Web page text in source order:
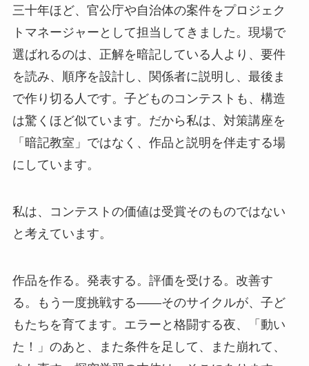
三十年ほど、官公庁や自治体の案件をプロジェク
トマネージャーとして担当してきました。現場で
選ばれるのは、正解を暗記している人より、要件
を読み、順序を設計し、関係者に説明し、最後ま
で作り切る人です。子どものコンテストも、構造
は驚くほど似ています。だから私は、対策講座を
「暗記教室」ではなく、作品と説明を伴走する場
にしています。
私は、コンテストの価値は受賞そのものではない
と考えています。
作品を作る。発表する。評価を受ける。改善す
る。もう一度挑戦する——そのサイクルが、子ど
もたちを育てます。エラーと格闘する夜、「動い
た！」のあと、また条件を足して、また崩れて、